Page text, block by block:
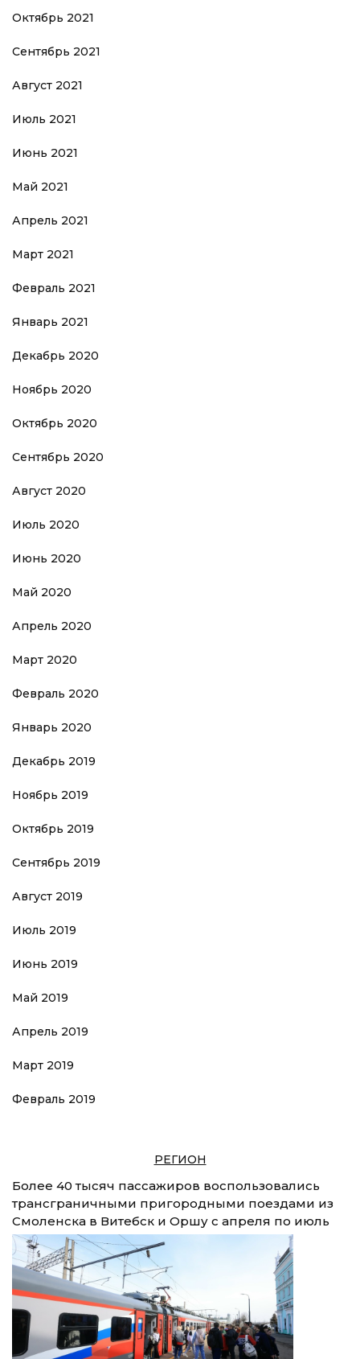
Октябрь 2021
Сентябрь 2021
Август 2021
Июль 2021
Июнь 2021
Май 2021
Апрель 2021
Март 2021
Февраль 2021
Январь 2021
Декабрь 2020
Ноябрь 2020
Октябрь 2020
Сентябрь 2020
Август 2020
Июль 2020
Июнь 2020
Май 2020
Апрель 2020
Март 2020
Февраль 2020
Январь 2020
Декабрь 2019
Ноябрь 2019
Октябрь 2019
Сентябрь 2019
Август 2019
Июль 2019
Июнь 2019
Май 2019
Апрель 2019
Март 2019
Февраль 2019
РЕГИОН
Более 40 тысяч пассажиров воспользовались
трансграничными пригородными поездами из
Смоленска в Витебск и Оршу с апреля по июль